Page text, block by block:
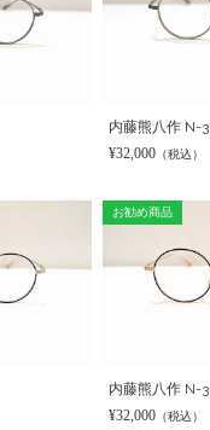
内藤熊八作 N-
¥32,000（税込）
お勧め商品
内藤熊八作 N-
¥32,000（税込）